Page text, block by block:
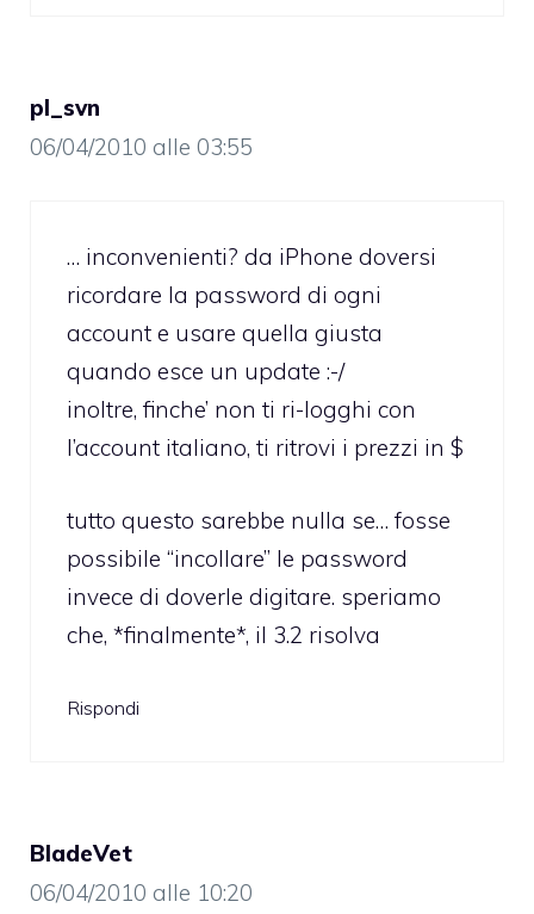
pl_svn
06/04/2010 alle 03:55
… inconvenienti? da iPhone doversi
ricordare la password di ogni
account e usare quella giusta
quando esce un update :-/
inoltre, finche’ non ti ri-logghi con
l’account italiano, ti ritrovi i prezzi in $
tutto questo sarebbe nulla se… fosse
possibile “incollare” le password
invece di doverle digitare. speriamo
che, *finalmente*, il 3.2 risolva
Rispondi
BladeVet
06/04/2010 alle 10:20